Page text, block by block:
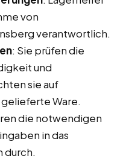
von
verantwortlich.
: Sie prüfen die
und
sie auf
Ware.
die notwendigen
in das
durch.